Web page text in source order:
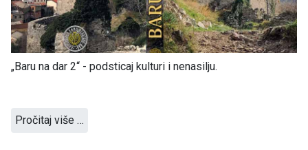
„Baru na dar 2“ - podsticaj kulturi i nenasilju.
Pročitaj više …